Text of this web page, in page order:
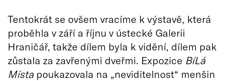
Tentokrát se ovšem vracíme k výstavě, která
proběhla v září a říjnu v ústecké Galerii
Hraničář, takže dílem byla k vidění, dílem pak
zůstala za zavřenými dveřmi. Expozice BíLá
Místa poukazovala na „neviditelnost“ menšin